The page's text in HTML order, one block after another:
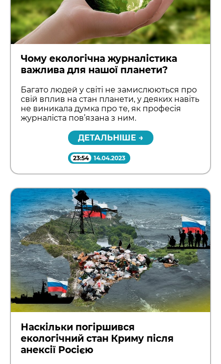
Чому екологічна журналістика
важлива для нашої планети?
Багато людей у світі не замислюються про
свій вплив на стан планети, у деяких навіть
не виникала думка про те, як професія
журналіста пов’язана з ним.
ДЕТАЛЬНІШЕ →
23:54 14.04.2023
Наскільки погіршився
екологічний стан Криму після
анексії Росією